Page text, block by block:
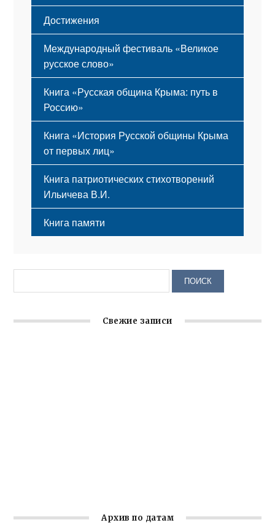
Достижения
Международный фестиваль «Великое
русское слово»
Книга «Русская община Крыма: путь в
Россию»
Книга «История Русской общины Крыма
от первых лиц»
Книга патриотических стихотворений
Ильичева В.И.
Книга памяти
Свежие записи
Архив по датам